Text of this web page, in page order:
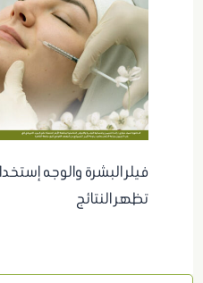
فيلر البشرة والوجه
تظهر النتائج